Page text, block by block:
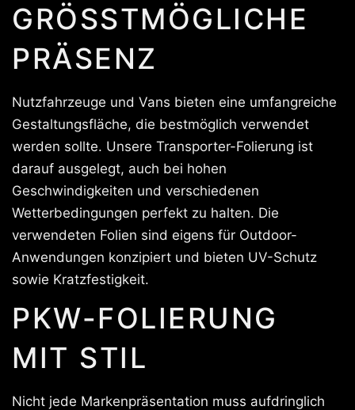
GRÖSSTMÖGLICHE P
RÄSENZ
Nutzfahrzeuge und Vans bieten eine umfangreiche
Gestaltungsfläche, die bestmöglich verwendet
werden sollte. Unsere Transporter-Folierung ist
darauf ausgelegt, auch bei hohen
Geschwindigkeiten und verschiedenen
Wetterbedingungen perfekt zu halten. Die
verwendeten Folien sind eigens für Outdoor-
Anwendungen konzipiert und bieten UV-Schutz
sowie Kratzfestigkeit.
PKW-FOLIERUNG
MIT STIL
Nicht jede Markenpräsentation muss aufdringlich